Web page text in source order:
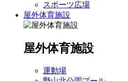
スポーツ広場
屋外体育施設
屋外体育施設
運動場